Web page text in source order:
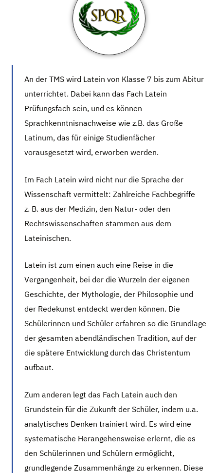
An der TMS wird Latein von Klasse 7 bis zum Abitur
unterrichtet. Dabei kann das Fach Latein
Prüfungsfach sein, und es können
Sprachkenntnisnachweise wie z.B. das Große
Latinum, das für einige Studienfächer
vorausgesetzt wird, erworben werden.
Im Fach Latein wird nicht nur die Sprache der
Wissenschaft vermittelt: Zahlreiche Fachbegriffe
z. B. aus der Medizin, den Natur- oder den
Rechtswissenschaften stammen aus dem
Lateinischen.
Latein ist zum einen auch eine Reise in die
Vergangenheit, bei der die Wurzeln der eigenen
Geschichte, der Mythologie, der Philosophie und
der Redekunst entdeckt werden können. Die
Schülerinnen und Schüler erfahren so die Grundlage
der gesamten abendländischen Tradition, auf der
die spätere Entwicklung durch das Christentum
aufbaut.
Zum anderen legt das Fach Latein auch den
Grundstein für die Zukunft der Schüler, indem u.a.
analytisches Denken trainiert wird. Es wird eine
systematische Herangehensweise erlernt, die es
den Schülerinnen und Schülern ermöglicht,
grundlegende Zusammenhänge zu erkennen. Diese